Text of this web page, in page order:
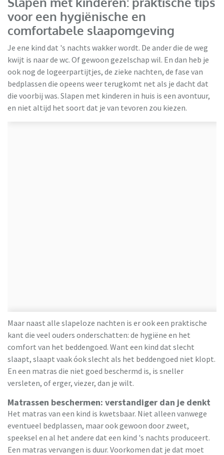
voor een hygiënische en
comfortabele slaapomgeving
Je ene kind dat 's nachts wakker wordt. De ander die de weg
kwijt is naar de wc. Of gewoon gezelschap wil. En dan heb je
ook nog de logeerpartijtjes, de zieke nachten, de fase van
bedplassen die opeens weer terugkomt net als je dacht dat
die voorbij was. Slapen met kinderen in huis is een avontuur,
en niet altijd het soort dat je van tevoren zou kiezen.
Maar naast alle slapeloze nachten is er ook een praktische
kant die veel ouders onderschatten: de hygiëne en het
comfort van het beddengoed. Want een kind dat slecht
slaapt, slaapt vaak óok slecht als het beddengoed niet klopt.
En een matras die niet goed beschermd is, is sneller
versleten, of erger, viezer, dan je wilt.
Matrassen beschermen: verstandiger dan je denkt
Het matras van een kind is kwetsbaar. Niet alleen vanwege
eventueel bedplassen, maar ook gewoon door zweet,
speeksel en al het andere dat een kind 's nachts produceert.
Een matras vervangen is duur. Voorkomen dat je dat moet